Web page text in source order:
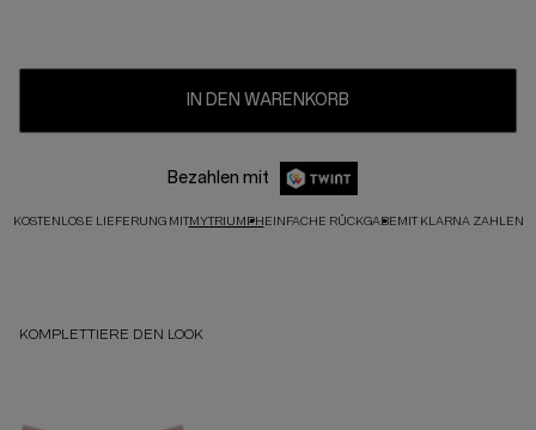
IN DEN WARENKORB
Bezahlen mit
KOSTENLOSE LIEFERUNG MITMYTRIUMPHEINFACHE RÜCKGABEMIT KLARNA ZAHLEN
KOMPLETTIERE DEN LOOK